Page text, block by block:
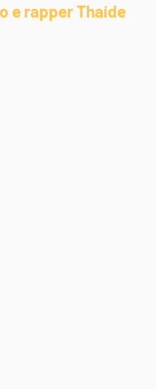
e rapper Thaíde